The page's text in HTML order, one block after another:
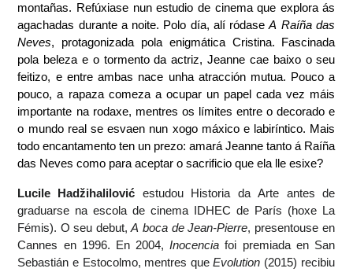
montañas. Refúxiase nun estudio de cinema que explora ás
agachadas durante a noite. Polo día, alí ródase A Raíña das
Neves, protagonizada pola enigmática Cristina. Fascinada
pola beleza e o tormento da actriz, Jeanne cae baixo o seu
feitizo, e entre ambas nace unha atracción mutua. Pouco a
pouco, a rapaza comeza a ocupar un papel cada vez máis
importante na rodaxe, mentres os límites entre o decorado e
o mundo real se esvaen nun xogo máxico e labiríntico. Mais
todo encantamento ten un prezo: amará Jeanne tanto á Raíña
das Neves como para aceptar o sacrificio que ela lle esixe?
Lucile Hadžihalilović estudou Historia da Arte antes de
graduarse na escola de cinema IDHEC de París (hoxe La
Fémis). O seu debut, A boca de Jean-Pierre, presentouse en
Cannes en 1996. En 2004, Inocencia foi premiada en San
Sebastián e Estocolmo, mentres que Evolution (2015) recibiu